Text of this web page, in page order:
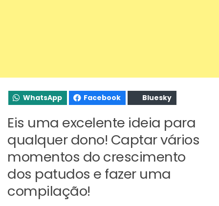
WhatsApp Facebook Bluesky
Eis uma excelente ideia para
qualquer dono! Captar vários
momentos do crescimento
dos patudos e fazer uma
compilação!